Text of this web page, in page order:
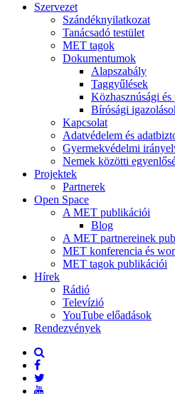
Szervezet
Szándéknyilatkozat
Tanácsadó testület
MET tagok
Dokumentumok
Alapszabály
Taggyűlések
Közhasznúsági
Bírósági
Kapcsolat
Adatvédelem és
Gyermekvédelmi
Nemek közötti
Projektek
Partnerek
Open Space
A MET publikációi
Blog
A MET partnereinek
MET konferencia és
MET tagok publikációi
Hírek
Rádió
Televízió
YouTube előadások
Rendezvények